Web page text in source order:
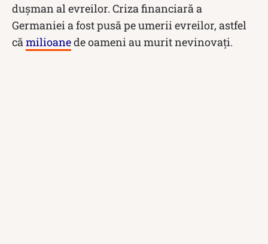
dușman al evreilor. Criza financiară a
Germaniei a fost pusă pe umerii evreilor, astfel
cămilioanede oameni au murit nevinovați.